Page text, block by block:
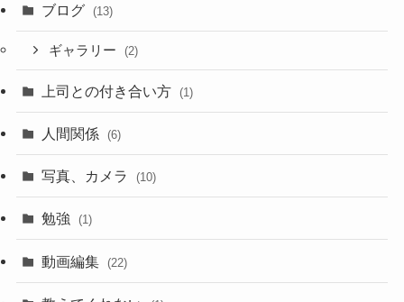
ブログ (13)
ギャラリー (2)
上司との付き合い方 (1)
人間関係 (6)
写真、カメラ (10)
勉強 (1)
動画編集 (22)